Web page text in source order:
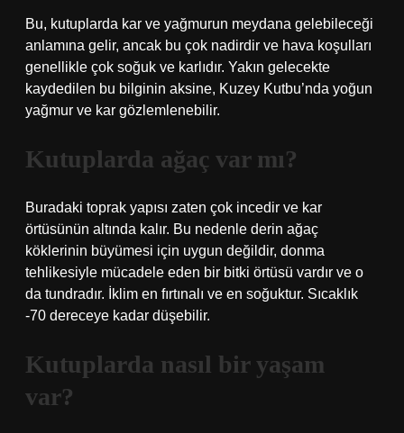
Bu, kutuplarda kar ve yağmurun meydana gelebileceği
anlamına gelir, ancak bu çok nadirdir ve hava koşulları
genellikle çok soğuk ve karlıdır. Yakın gelecekte
kaydedilen bu bilginin aksine, Kuzey Kutbu’nda yoğun
yağmur ve kar gözlemlenebilir.
Kutuplarda ağaç var mı?
Buradaki toprak yapısı zaten çok incedir ve kar
örtüsünün altında kalır. Bu nedenle derin ağaç
köklerinin büyümesi için uygun değildir, donma
tehlikesiyle mücadele eden bir bitki örtüsü vardır ve o
da tundradır. İklim en fırtınalı ve en soğuktur. Sıcaklık
-70 dereceye kadar düşebilir.
Kutuplarda nasıl bir yaşam
var?